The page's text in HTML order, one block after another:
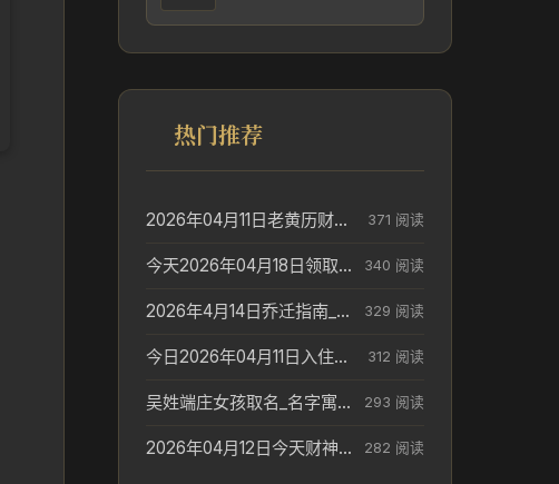
热门推荐
2026年04月11日老黄历财神方位_财神方位与供奉讲究 371 阅读
今天2026年04月18日领取结婚证老黄历不适合吗_领证日期参考 340 阅读
2026年4月14日乔迁指南_搬家择日参考 329 阅读
今日2026年04月11日入住新居老黄历不适宜吗_搬家择日参考 312 阅读
吴姓端庄女孩取名_名字寓意参考 293 阅读
2026年04月12日今天财神在哪个吉位_财神方位参考 282 阅读